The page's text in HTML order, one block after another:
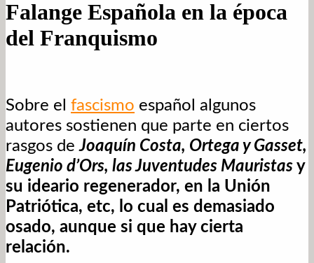
Falange Española en la época
del Franquismo
Sobre el fascismo español algunos
autores sostienen que parte en ciertos
rasgos deJoaquín Costa, Ortega y Gasset,
Eugenio d’Ors, las Juventudes Mauristas y
su ideario regenerador, en la Unión
Patriótica, etc, lo cual es demasiado
osado, aunque si que hay cierta
relación.